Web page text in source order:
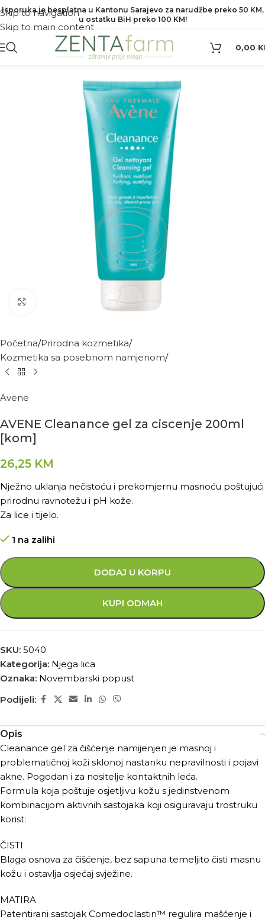
Skip to navigation
Skip to main content
Isporuka je besplatna u Kantonu Sarajevo za narudžbe preko 50 KM,
u ostatku BiH preko 100 KM!
0,00
Kliknite za povećanje
Početna Prirodna kozmetika
Kozmetika sa posebnom namjenom
Avene
AVENE Cleanance gel za ciscenje 200ml
[kom]
26,25 KM
Nježno uklanja nečistoću i prekomjernu masnoću poštujući
prirodnu ravnotežu i pH kože.
Za lice i tijelo.
1 na zalihi
DODAJ U KORPU
KUPI ODMAH
SKU: 5040
Kategorija: Njega lica
Oznaka: Novembarski popust
Podijeli:
Opis
Cleanance gel za čišćenje namijenjen je masnoj i
problematičnoj koži sklonoj nastanku nepravilnosti i pojavi
akne. Pogodan i za nositelje kontaktnih leća.
Formula koja poštuje osjetljivu kožu s jedinstvenom
kombinacijom aktivnih sastojaka koji osiguravaju trostruku
korist:
ČISTI
Blaga osnova za čišćenje, bez sapuna temeljito čisti masnu
kožu i ostavlja osjećaj svježine.
MATIRA
Patentirani sastojak Comedoclastin™ regulira mašćenje i